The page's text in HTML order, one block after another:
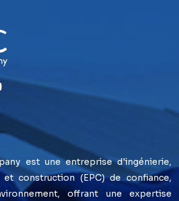
est une entreprise d'ingénierie,
et construction (EPC) de confiance,
offrant une expertise